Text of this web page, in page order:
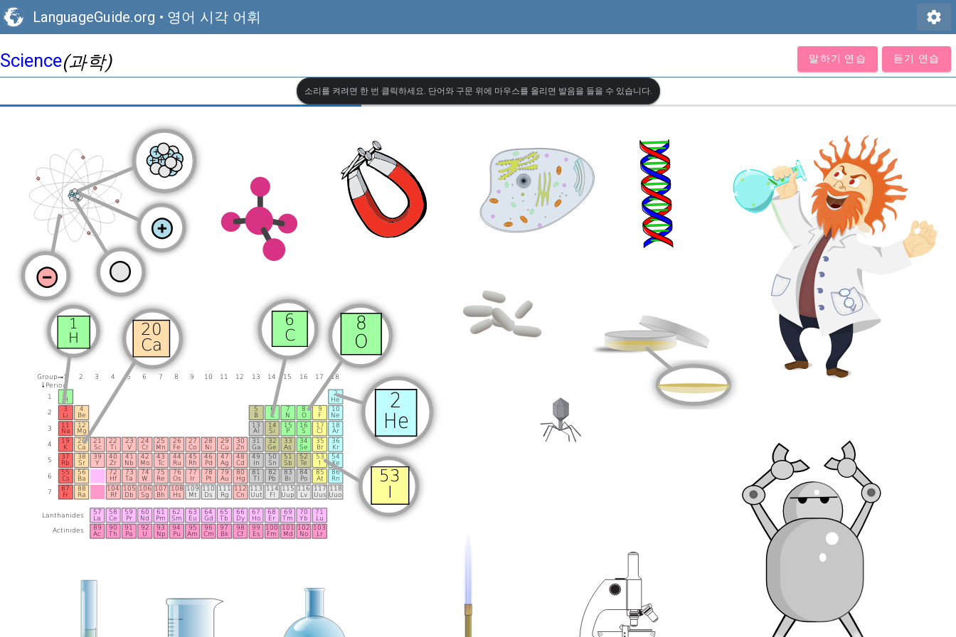
LanguageGuide.org • 영어 시각 어휘 settings
Science(과학) 말하기 연습 듣기 연습
소리를 켜려면 한 번 클릭하세요. 단어와 구문 위에 마우스를 올리면 발음을 들을 수 있습니다.